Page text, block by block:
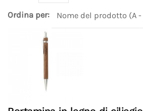
Ordina per: